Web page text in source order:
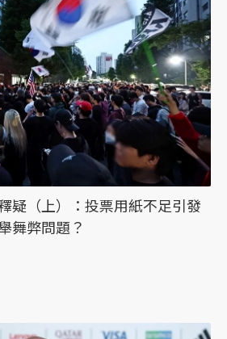
疑（上）：投票用紙不足引發
舞弊問題？